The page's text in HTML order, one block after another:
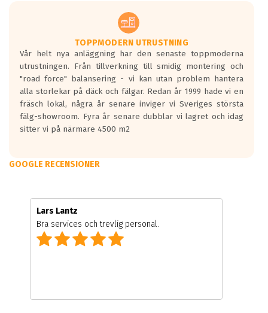
TOPPMODERN UTRUSTNING
Vår helt nya anläggning har den senaste toppmoderna
utrustningen. Från tillverkning till smidig montering och
"road force" balansering - vi kan utan problem hantera
alla storlekar på däck och fälgar. Redan år 1999 hade vi en
fräsch lokal, några år senare inviger vi Sveriges största
fälg-showroom. Fyra år senare dubblar vi lagret och idag
sitter vi på närmare 4500 m2
GOOGLE RECENSIONER
Lars Lantz
Bra services och trevlig personal.